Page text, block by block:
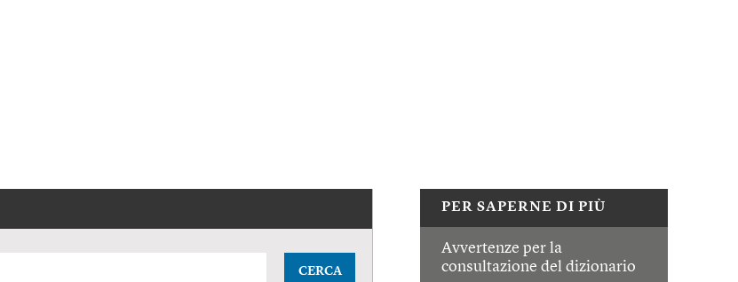
PER SAPERNE DI PIÙ
Avvertenze per la
consultazione del dizionario
CERCA